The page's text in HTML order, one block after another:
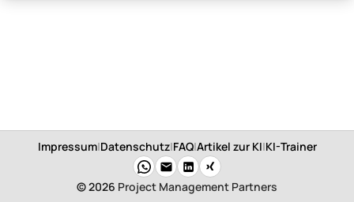
Impressum|Datenschutz|FAQ|Artikel zur KI|KI-Trainer
© 2026 Project Management Partners